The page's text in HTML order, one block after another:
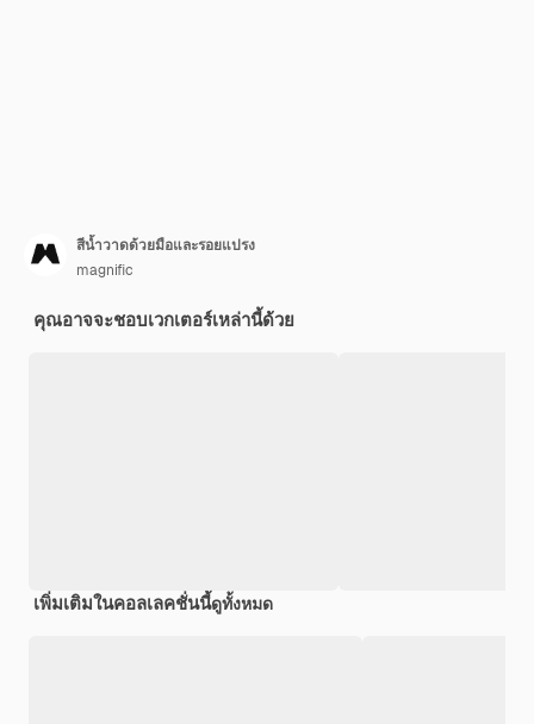
สีน้ำวาดด้วยมือและรอยแปรง
magnific
คุณอาจจะชอบเวกเตอร์เหล่านี้ด้วย
เพิ่มเติมในคอลเลคชั่นนี้ดูทั้งหมด